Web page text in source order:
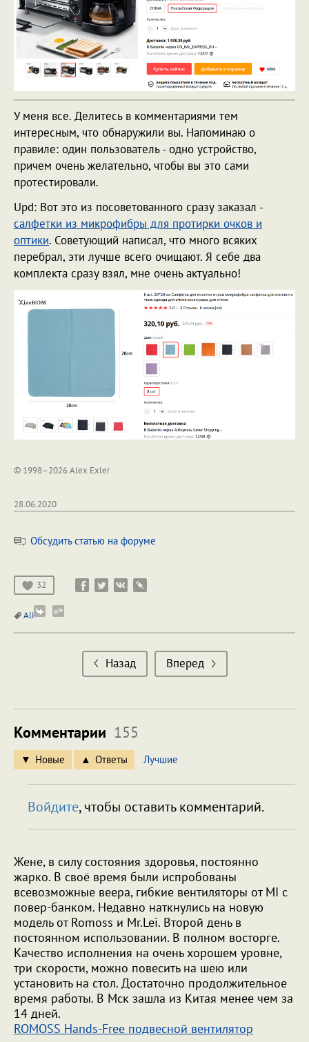
У меня все. Делитесь в комментариями тем
интересным, что обнаружили вы. Напоминаю о
правиле: один пользователь - одно устройство,
причем очень желательно, чтобы вы это сами
протестировали.
Upd: Вот это из посоветованного сразу заказал -
салфетки из микрофибры для протирки очков и
оптики. Советующий написал, что много всяких
перебрал, эти лучше всего очищают. Я себе два
комплекта сразу взял, мне очень актуально!
© 1998–2026 Alex Exler
28.06.2020
Обсудить статью на форуме
32
Ali
Назад Вперед
Комментарии 155
Новые Ответы Лучшие
Войдите, чтобы оставить комментарий.
Жене, в силу состояния здоровья, постоянно
жарко. В своё время были испробованы
всевозможные веера, гибкие вентиляторы от MI с
повер-банком. Недавно наткнулись на новую
модель от Romoss и Mr.Lei. Второй день в
постоянном использовании. В полном восторге.
Качество исполнения на очень хорошем уровне,
три скорости, можно повесить на шею или
установить на стол. Достаточно продолжительное
время работы. В Мск зашла из Китая менее чем за
14 дней.
ROMOSS Hands-Free подвесной вентилятор